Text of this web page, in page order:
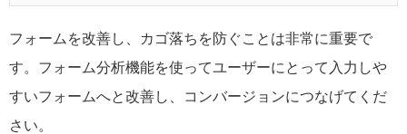
フォームを改善し、カゴ落ちを防ぐことは非常に重要で
す。フォーム分析機能を使ってユーザーにとって入力しや
すいフォームへと改善し、コンバージョンにつなげてくだ
さい。